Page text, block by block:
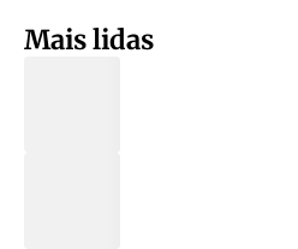
Mais lidas